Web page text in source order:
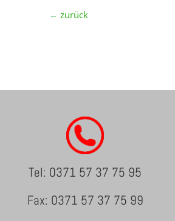
← zurück
Tel: 0371 57 37 75 95
Fax: 0371 57 37 75 99